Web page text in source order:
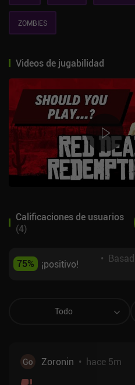
ZOMBIES
Videos de jugabilidad
Calificaciones de usuarios
(4)
75% ¡positivo! •
Todo
Zoronin • hace 5m